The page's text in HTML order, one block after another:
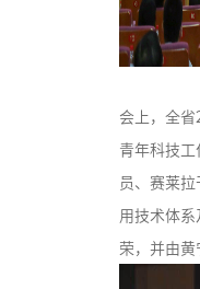
会上，全
青年科技
员、赛莱
用技术体
荣，并由黄